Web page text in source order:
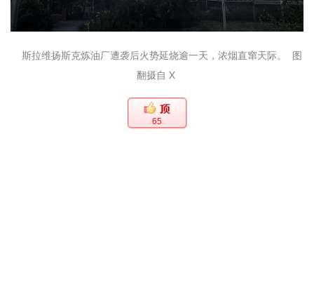
斯拉维扬斯克炼油厂遭袭后火势延烧逾一天，浓烟直窜天际。 图
翻摄自 X
65